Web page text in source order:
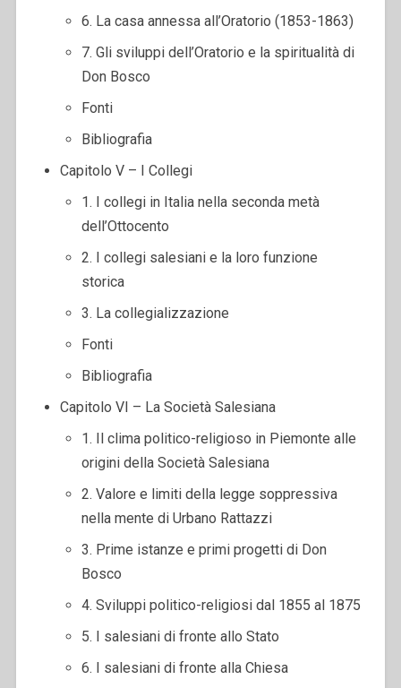
6. La casa annessa all’Oratorio (1853-1863)
7. Gli sviluppi dell’Oratorio e la spiritualità di
Don Bosco
Fonti
Bibliografia
Capitolo V – I Collegi
1. I collegi in Italia nella seconda metà
dell’Ottocento
2. I collegi salesiani e la loro funzione
storica
3. La collegializzazione
Fonti
Bibliografia
Capitolo VI – La Società Salesiana
1. Il clima politico-religioso in Piemonte alle
origini della Società Salesiana
2. Valore e limiti della legge soppressiva
nella mente di Urbano Rattazzi
3. Prime istanze e primi progetti di Don
Bosco
4. Sviluppi politico-religiosi dal 1855 al 1875
5. I salesiani di fronte allo Stato
6. I salesiani di fronte alla Chiesa